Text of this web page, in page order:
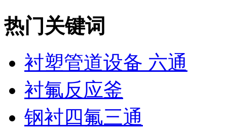
热门关键词
衬塑管道设备 六通
衬氟反应釜
钢衬四氟三通